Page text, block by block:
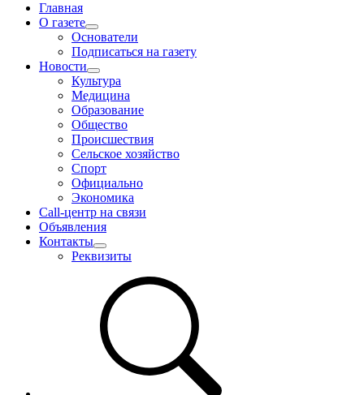
Главная
О газете
Основатели
Подписаться на газету
Новости
Культура
Медицина
Образование
Общество
Происшествия
Сельское хозяйство
Спорт
Официально
Экономика
Call-центр на связи
Объявления
Контакты
Реквизиты